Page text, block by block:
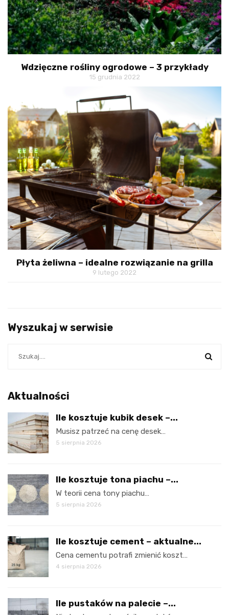
Wdzięczne rośliny ogrodowe – 3 przykłady
15 grudnia 2022
Płyta żeliwna – idealne rozwiązanie na grilla
9 lutego 2022
Wyszukaj w serwisie
Aktualności
Ile kosztuje kubik desek –...
Musisz patrzeć na cenę desek…
5 sierpnia 2026
Ile kosztuje tona piachu –...
W teorii cena tony piachu…
5 sierpnia 2026
Ile kosztuje cement – aktualne...
Cena cementu potrafi zmienić koszt…
4 sierpnia 2026
Ile pustaków na palecie –...